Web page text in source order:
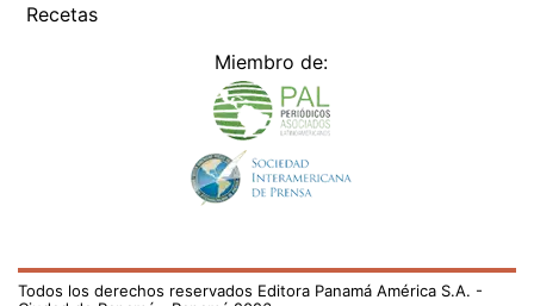
Recetas
Miembro de:
Todos los derechos reservados Editora Panamá América S.A. -